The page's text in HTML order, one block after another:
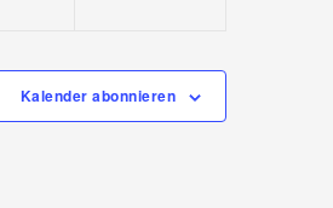
Kalender abonnieren